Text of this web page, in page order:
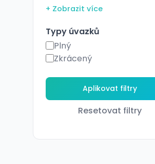
+ Zobrazit více
Typy úvazků
Plný
Zkrácený
Resetovat filtry